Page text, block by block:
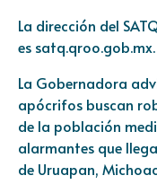
La dirección del
es satq.qroo.gob.mx.
La Gobernadora
apócrifos buscan
de la población
alarmantes que
de Uruapan,